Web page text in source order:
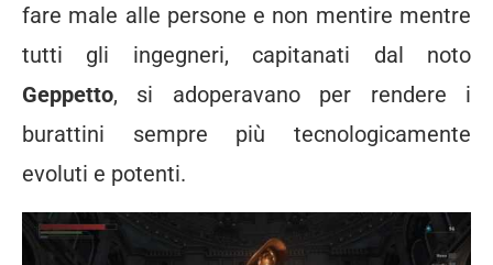
fare male alle persone e non mentire mentre
tutti gli ingegneri, capitanati dal noto
Geppetto, si adoperavano per rendere i
burattini sempre più tecnologicamente
evoluti e potenti.